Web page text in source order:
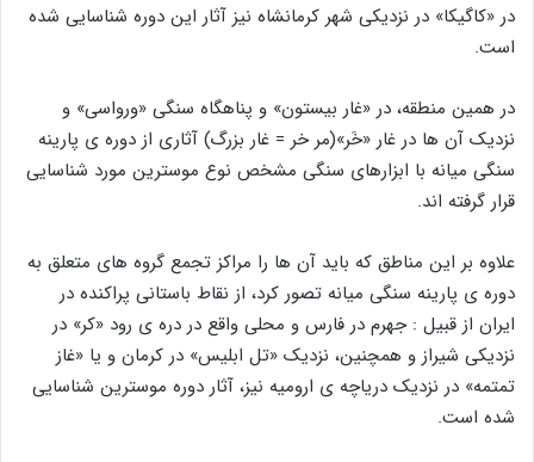
در «کاگیکا» در نزدیکی شهر کرمانشاه نیز آثار این دوره شناسایی شده
است.
در همین منطقه، در «غار بیستون» و پناهگاه سنگی «ورواسی» و
نزدیک آن ها در غار «خَر»(مر خر = غار بزرگ) آثاری از دوره ی پارینه
سنگی میانه با ابزارهای سنگی مشخص نوع موسترین مورد شناسایی
قرار گرفته اند.
علاوه بر این مناطق که باید آن ها را مراکز تجمع گروه های متعلق به
دوره ی پارینه سنگی میانه تصور کرد، از نقاط باستانی پراکنده در
ایران از قبیل : جهرم در فارس و محلی واقع در دره ی رود «کر» در
نزدیکی شیراز و همچنین، نزدیک «تل ابلیس» در کرمان و یا «غاز
تمتمه» در نزدیک دریاچه ی ارومیه نیز، آثار دوره موسترین شناسایی
شده است.